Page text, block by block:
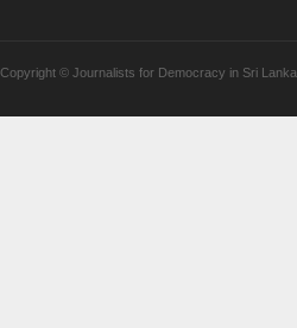
Copyright © Journalists for Democracy in Sri Lanka